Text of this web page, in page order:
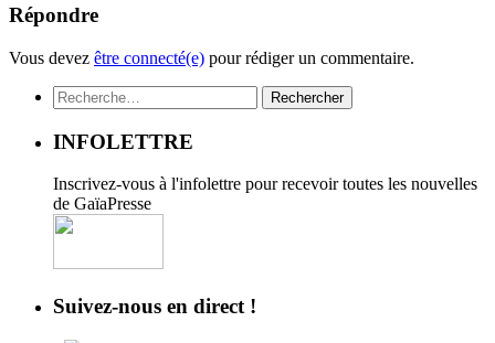
Répondre
Vous devez être connecté(e) pour rédiger un commentaire.
Rechercher :
INFOLETTRE
Inscrivez-vous à l'infolettre pour recevoir toutes les nouvelles
de GaïaPresse
Suivez-nous en direct !